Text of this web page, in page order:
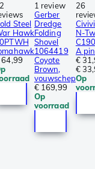
Steel
Hawk
64,99
1 review
Gerber
Dredge
Folding
Shovel
1064419
Coyote
Brown,
vouwschep
€ 169,99
Op
voorraad
26
N-
A
€
€
Op